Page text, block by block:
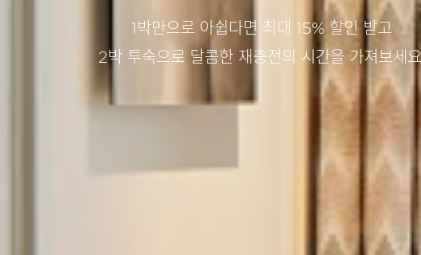
1박만으로 아쉽다면 최대 15% 할인 받고
2박 투숙으로 달콤한 재충전의 시간을 가져보세요.